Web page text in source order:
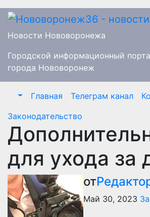
Перейти
содержимому
Новости Нововоронежа
Городской информационный
города Нововоронеж
Главная Телеграм канал
Законодательство
для ухода за
от
Май 30, 2023